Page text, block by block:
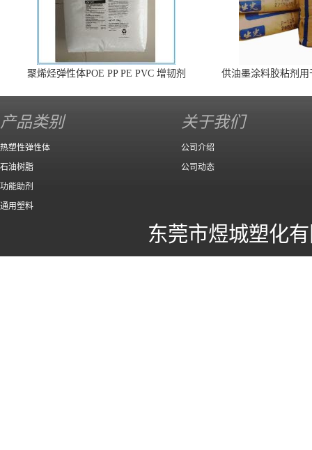
聚烯烃弹性体POE PP PE PVC 增韧剂
供油墨涂料胶粘剂
产品类别
热塑性弹性体
石油树脂
功能助剂
通用塑料
关于我们
公司介绍
公司动态
东莞市煜城塑化